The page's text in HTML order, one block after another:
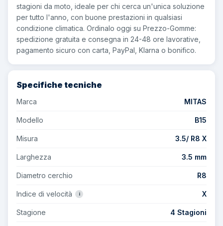
stagioni da moto, ideale per chi cerca un'unica soluzione
per tutto l'anno, con buone prestazioni in qualsiasi
condizione climatica. Ordinalo oggi su Prezzo-Gomme:
spedizione gratuita e consegna in 24-48 ore lavorative,
pagamento sicuro con carta, PayPal, Klarna o bonifico.
Specifiche tecniche
Marca MITAS
Modello B15
Misura 3.5/ R8 X
Larghezza 3.5 mm
Diametro cerchio R8
Indice di velocità i X
Stagione 4 Stagioni